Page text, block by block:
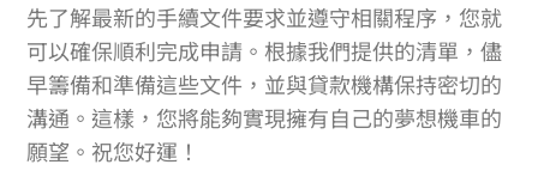
先了解最新的手續文件要求並遵守相關程序，您就
可以確保順利完成申請。根據我們提供的清單，儘
早籌備和準備這些文件，並與貸款機構保持密切的
溝通。這樣，您將能夠實現擁有自己的夢想機車的
願望。祝您好運！